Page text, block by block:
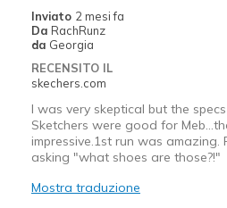
Width
Sizing
View On Shoes
Inviato 2 mesi fa
Da RachRunz
da Georgia
RECENSITO IL
skechers.com
I was very skeptical but the
Sketchers were good for
impressive.1st run was amazing.
asking "what shoes are those?!"
Mostra traduzione